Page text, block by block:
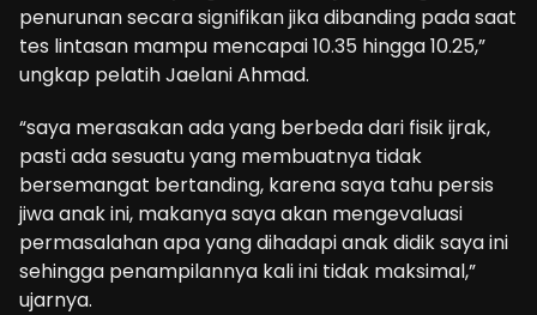
penurunan secara signifikan jika dibanding pada saat
tes lintasan mampu mencapai 10.35 hingga 10.25,”
ungkap pelatih Jaelani Ahmad.
“saya merasakan ada yang berbeda dari fisik ijrak,
pasti ada sesuatu yang membuatnya tidak
bersemangat bertanding, karena saya tahu persis
jiwa anak ini, makanya saya akan mengevaluasi
permasalahan apa yang dihadapi anak didik saya ini
sehingga penampilannya kali ini tidak maksimal,”
ujarnya.